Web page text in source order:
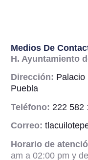
Medios De
H. Ayuntamiento
Dirección: Palacio
Puebla
Teléfono: 222 582
Correo:
Horario de
am a 02:00 pm y